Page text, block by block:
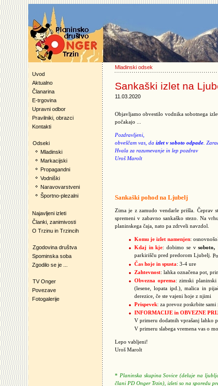
Uvod
Aktualno
Članarina
E-trgovina
Upravni odbor
Pravilniki, obrazci
Kontakti
Odseki
Mladinski
Markacijski
Propagandni
Vodniški
Naravovarstveni
Športno-plezalni
Najavljeni izleti
Članki, zanimivosti
O Trzinu in Trzincih
Zgodovina društva
Spominska soba
Zgodilo se je ...
TV Onger
Povezave
Fotogalerije
Mladinski odsek
Sankaški izlet na
11.03.2020
Objavljamo obvestilo vodnika sobotnega
počakajo ...
Pozdravljeni,
obveščam vas, da izlet v soboto odpade .
Hvala za razumevanje in lep pozdrav
Uroš Marolt
Sankaški pohod na Ljubelj
Zima je z zamudo vendarle prišla. Čeprav
spremeni v zabavno sankaško stezo. Na
planinskega čaja, nato pa zdrveli navzdol.
Komu je izlet namenjen:
Kdaj in kje: dobimo se vsoboto,
parkirišču pred predorom Ljubelj.
Čas hoje in spusta: 3-4 ure
Zahtevnost: lahka označena pot,
Obvezna oprema: zimski planinski
(lesene, lopata ipd.), malica in
derezice, če ste vajeni hoje z njimi
Prispevek: za prevoz poskrbite
INFORMACIJE in OBVEZNE
V primeru dodatnih vprašanj lahko
V primeru slabega vremena vas o
Lepo vabljeni!
Uroš Marolt
* Planinska skupina Sovice (deluje na
člani PD Onger Trzin), izleti so na sporedu